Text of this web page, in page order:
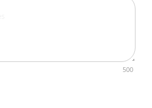
500